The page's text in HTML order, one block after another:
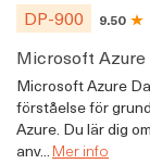
DP-900 9.50
Microsoft Azure
Microsoft Azure
förståelse för
Azure. Du lär dig
anv...Mer info